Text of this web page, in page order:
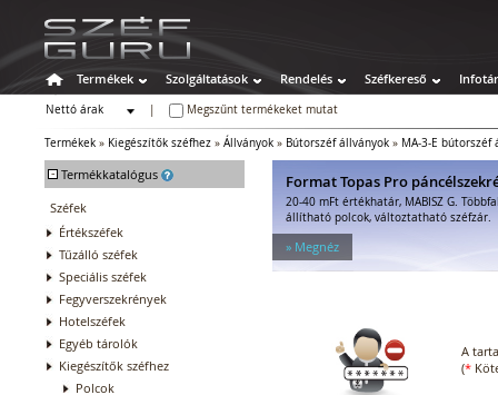
Termékek Szolgáltatások Rendelés Széfkereső Infotár
Nettó árak
Megszűnt termékeket mutat
Termékek » Kiegészítők széfhez » Állványok » Bútorszéf állványok » MA-3-E bútorszéf
- Termékkatalógus
Széfek
Értékszéfek
Tűzálló széfek
Speciális széfek
Fegyverszekrények
Hotelszéfek
Egyéb tárolók
Kiegészítők széfhez
Polcok
Format Topas Pro
20-40 mFt értékhatár, MABISZ G.
állítható polcok, változtatható széfzár.
» Megnéz
A
(*